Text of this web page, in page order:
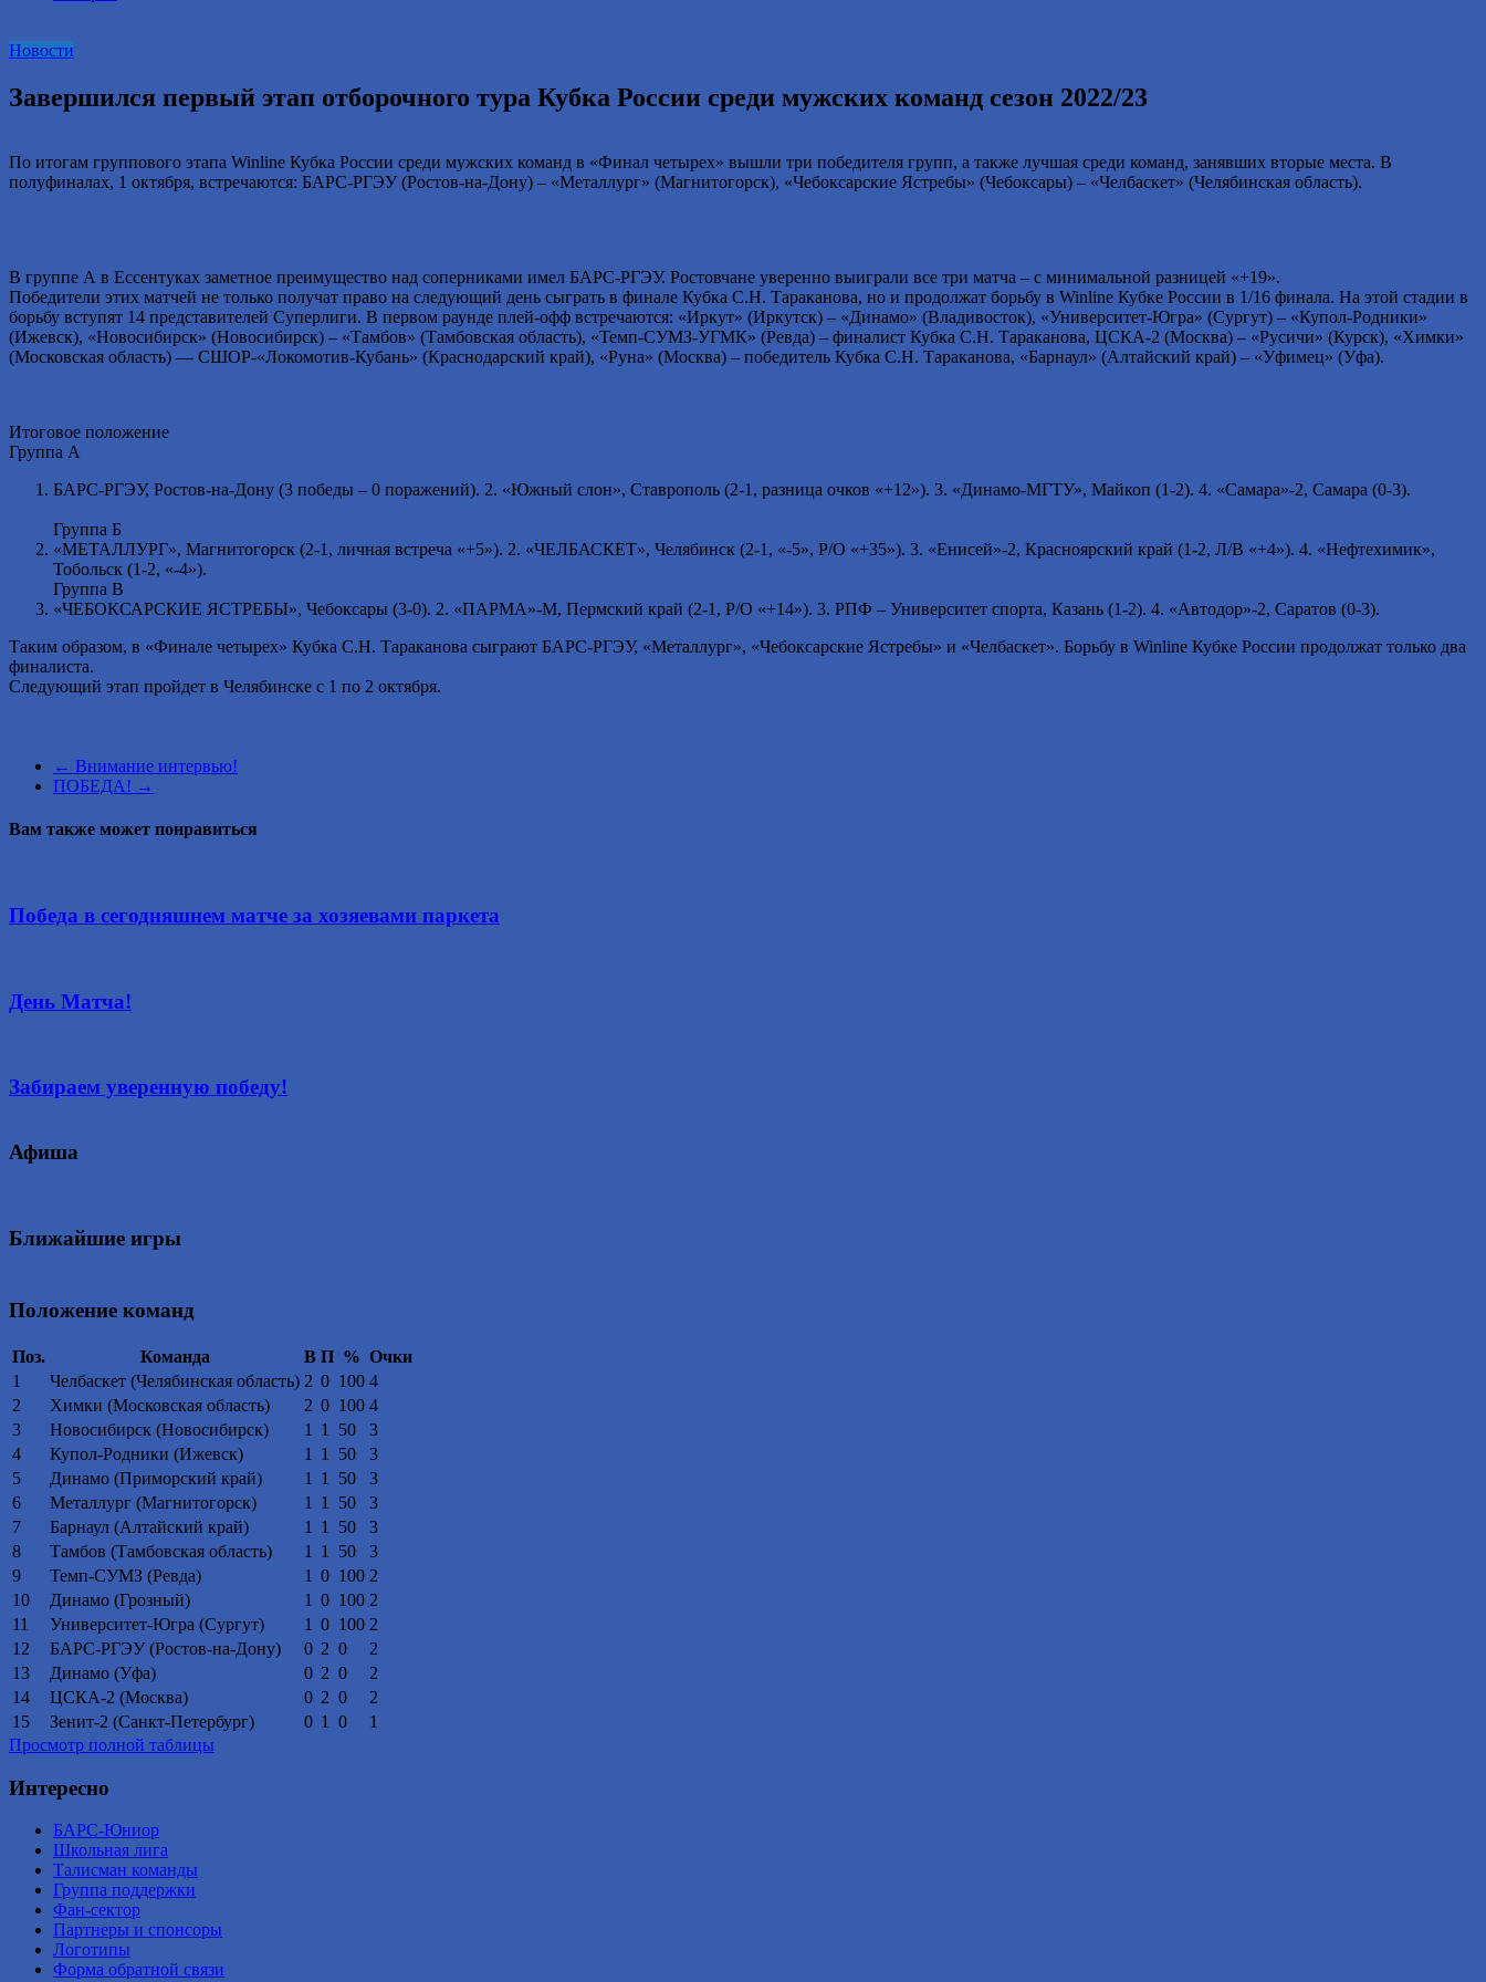
Новости
Завершился первый этап отборочного тура Кубка России среди мужских команд сезон 2022/23
По итогам группового этапа Winline Кубка России среди мужских команд в «Финал четырех» вышли три победителя групп, а также лучшая среди команд, занявших вторые места. В
полуфиналах, 1 октября, встречаются: БАРС-РГЭУ (Ростов-на-Дону) – «Металлург» (Магнитогорск), «Чебоксарские Ястребы» (Чебоксары) – «Челбаскет» (Челябинская область).
В группе А в Ессентуках заметное преимущество над соперниками имел БАРС-РГЭУ. Ростовчане уверенно выиграли все три матча – с минимальной разницей «+19».
Победители этих матчей не только получат право на следующий день сыграть в финале Кубка С.Н. Тараканова, но и продолжат борьбу в Winline Кубке России в 1/16 финала. На этой стадии в
борьбу вступят 14 представителей Суперлиги. В первом раунде плей-офф встречаются: «Иркут» (Иркутск) – «Динамо» (Владивосток), «Университет-Югра» (Сургут) – «Купол-Родники»
(Ижевск), «Новосибирск» (Новосибирск) – «Тамбов» (Тамбовская область), «Темп-СУМЗ-УГМК» (Ревда) – финалист Кубка С.Н. Тараканова, ЦСКА-2 (Москва) – «Русичи» (Курск), «Химки»
(Московская область) — СШОР-«Локомотив-Кубань» (Краснодарский край), «Руна» (Москва) – победитель Кубка С.Н. Тараканова, «Барнаул» (Алтайский край) – «Уфимец» (Уфа).
Итоговое положение
Группа А
БАРС-РГЭУ, Ростов-на-Дону (3 победы – 0 поражений). 2. «Южный слон», Ставрополь (2-1, разница очков «+12»). 3. «Динамо-МГТУ», Майкоп (1-2). 4. «Самара»-2, Самара (0-3).
Группа Б
«МЕТАЛЛУРГ», Магнитогорск (2-1, личная встреча «+5»). 2. «ЧЕЛБАСКЕТ», Челябинск (2-1, «-5», Р/О «+35»). 3. «Енисей»-2, Красноярский край (1-2, Л/В «+4»). 4. «Нефтехимик»,
Тобольск (1-2, «-4»).
Группа В
«ЧЕБОКСАРСКИЕ ЯСТРЕБЫ», Чебоксары (3-0). 2. «ПАРМА»-М, Пермский край (2-1, Р/О «+14»). 3. РПФ – Университет спорта, Казань (1-2). 4. «Автодор»-2, Саратов (0-3).
Таким образом, в «Финале четырех» Кубка С.Н. Тараканова сыграют БАРС-РГЭУ, «Металлург», «Чебоксарские Ястребы» и «Челбаскет». Борьбу в Winline Кубке России продолжат только два
финалиста.
Следующий этап пройдет в Челябинске с 1 по 2 октября.
← Внимание интервью!
ПОБЕДА! →
Вам также может понравиться
Победа в сегодняшнем матче за хозяевами паркета
День Матча!
Забираем уверенную победу!
Афиша
Ближайшие игры
Положение команд
Поз. Команда В П % Очки
1
Челбаскет (Челябинская область) 2 0 100 4
2
Химки (Московская область) 2 0 100 4
3
Новосибирск (Новосибирск) 1 1 50
3
4
Купол-Родники (Ижевск) 1 1 50
3
5
Динамо (Приморский край) 1 1 50
3
6
Металлург (Магнитогорск) 1 1 50
3
7
Барнаул (Алтайский край) 1 1 50
3
8
Тамбов (Тамбовская область) 1 1 50
3
9
Темп-СУМЗ (Ревда) 1 0 100 2
10
Динамо (Грозный) 1 0 100 2
11
Университет-Югра (Сургут) 1 0 100 2
12
БАРС-РГЭУ (Ростов-на-Дону) 0 2 0
2
13
Динамо (Уфа) 0 2 0
2
14
ЦСКА-2 (Москва) 0 2 0
2
15
Зенит-2 (Санкт-Петербург) 0 1 0
1
Просмотр полной таблицы
Интересно
БАРС-Юниор
Школьная лига
Талисман команды
Группа поддержки
Фан-сектор
Партнеры и спонсоры
Логотипы
Форма обратной связи